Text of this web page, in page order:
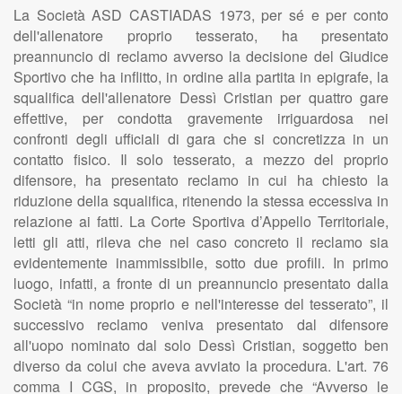
La Società ASD CASTIADAS 1973, per sé e per conto
dell'allenatore proprio tesserato, ha presentato
preannuncio di reclamo avverso la decisione del Giudice
Sportivo che ha inflitto, in ordine alla partita in epigrafe, la
squalifica dell'allenatore Dessì Cristian per quattro gare
effettive, per condotta gravemente irriguardosa nei
confronti degli ufficiali di gara che si concretizza in un
contatto fisico. Il solo tesserato, a mezzo del proprio
difensore, ha presentato reclamo in cui ha chiesto la
riduzione della squalifica, ritenendo la stessa eccessiva in
relazione ai fatti. La Corte Sportiva d’Appello Territoriale,
letti gli atti, rileva che nel caso concreto il reclamo sia
evidentemente inammissibile, sotto due profili. In primo
luogo, infatti, a fronte di un preannuncio presentato dalla
Società “in nome proprio e nell'interesse del tesserato”, il
successivo reclamo veniva presentato dal difensore
all'uopo nominato dal solo Dessì Cristian, soggetto ben
diverso da colui che aveva avviato la procedura. L'art. 76
comma I CGS, in proposito, prevede che “Avverso le